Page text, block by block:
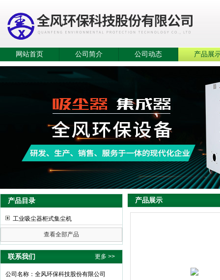
网站首页 公司简介 公司动态 产品展
产品目录
工业吸尘器柜式集尘机
查看全部产品
联系我们 更多 >>
公司名称：全风环保科技股份有限公司
产品展示